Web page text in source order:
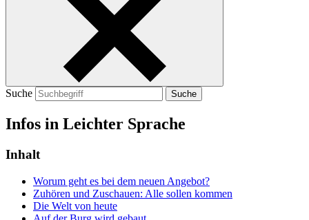
Suche Suche
Infos in Leichter Sprache
Inhalt
Worum geht es bei dem neuen Angebot?
Zuhören und Zuschauen: Alle sollen kommen
Die Welt von heute